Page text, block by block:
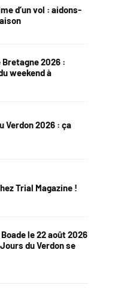
d’un vol : aidons-
Bretagne 2026 :
weekend à
Verdon 2026 : ça
Trial Magazine !
le 22 août 2026
du Verdon se